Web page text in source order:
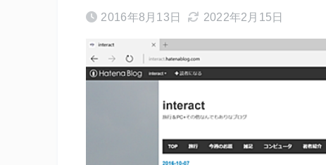
2016年8月13日 2022年2月15日